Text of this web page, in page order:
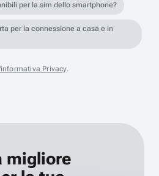
per la sim dello smartphone?
per la connessione a casa e in
Privacy.
migliore